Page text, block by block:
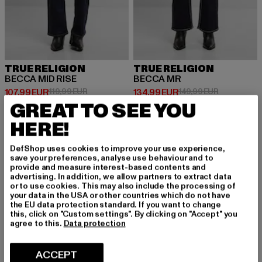
TRUE RELIGION
BECCA MID RISE
107,99 EUR
Prix courant: 107,99 EUR
119,99 EURPrix en promotion: 119,99 EUR
TRUE RELIGION
BECCA MR
134,99 EUR
Prix courant: 134,99 EUR
149,99 EURPrix en
-13%
GREAT TO SEE YOU
HERE!
DefShop uses cookies to improve your use experience,
save your preferences, analyse use behaviour and to
provide and measure interest-based contents and
advertising. In addition, we allow partners to extract data
or to use cookies. This may also include the processing of
your data in the USA or other countries which do not have
the EU data protection standard. If you want to change
this, click on "Custom settings". By clicking on "Accept" you
agree to this. Data protection
ACCEPT